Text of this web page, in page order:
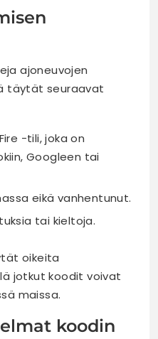
ajoneuvojen
täytät seuraavat
-tili, joka on
Googleen tai
eikä vanhentunut.
tai kieltoja.
oikeita
jotkut koodit voivat
maissa.
koodin